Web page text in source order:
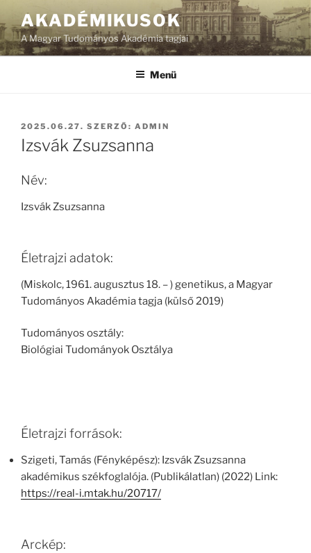
AKADÉMIKUSOK
A Magyar Tudományos Akadémia tagjai
Menü
BEKÜLDVE:
2025.06.27. SZERZŐ: ADMIN
Izsvák Zsuzsanna
Név:
Izsvák Zsuzsanna
Életrajzi adatok:
(Miskolc, 1961. augusztus 18. – ) genetikus, a Magyar
Tudományos Akadémia tagja (külső 2019)
Tudományos osztály:
Biológiai Tudományok Osztálya
Életrajzi források:
Szigeti, Tamás (Fényképész): Izsvák Zsuzsanna
akadémikus székfoglalója. (Publikálatlan) (2022) Link:
https://real-i.mtak.hu/20717/
Arckép: